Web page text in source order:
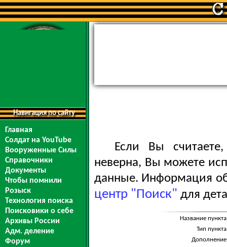
Навигация по сайту
Главная
Солдат на YouTube
Вооруженные Силы
Справочники
Документы
Чтобы помнили
Розыск
Технология поиска
Поисковики о себе
Архивы России
Адм. деление
Форум
Если Вы
неверна, Вы можете
данные. Информация
центр "Поиск" для
Название
Тип